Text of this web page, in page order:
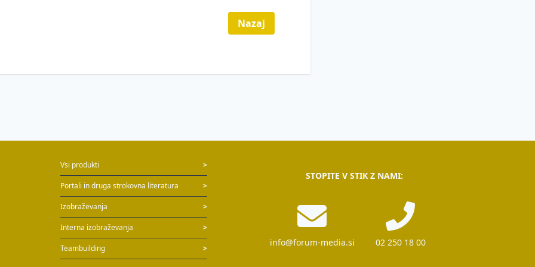
Nazaj
Vsi produkti >
Portali in druga strokovna literatura >
Izobraževanja >
Interna izobraževanja >
Teambuilding >
STOPITE V STIK Z NAMI:
info@forum-media.si 02 250 18 00